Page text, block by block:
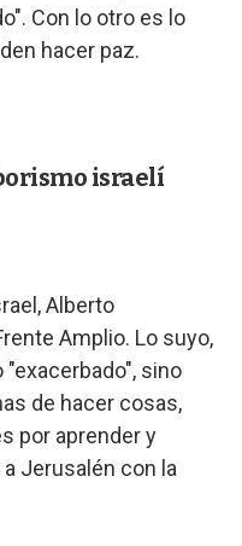
Con lo otro es lo
hacer paz.
israelí
Alberto
Amplio. Lo suyo,
sino
de hacer cosas,
por aprender y
Jerusalén con la